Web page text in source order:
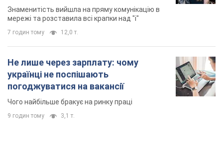
Знаменитість вийшла на пряму комунікацію в
мережі та розставила всі крапки над "і"
7 годин тому 12,0 т.
Не лише через зарплату: чому
українці не поспішають
погоджуватися на вакансії
Чого найбільше бракує на ринку праці
9 годин тому 3,1 т.